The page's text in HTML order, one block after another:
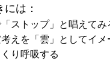
は：
ストップ」と唱えてみ
えを「雲」としてイ
り呼吸する